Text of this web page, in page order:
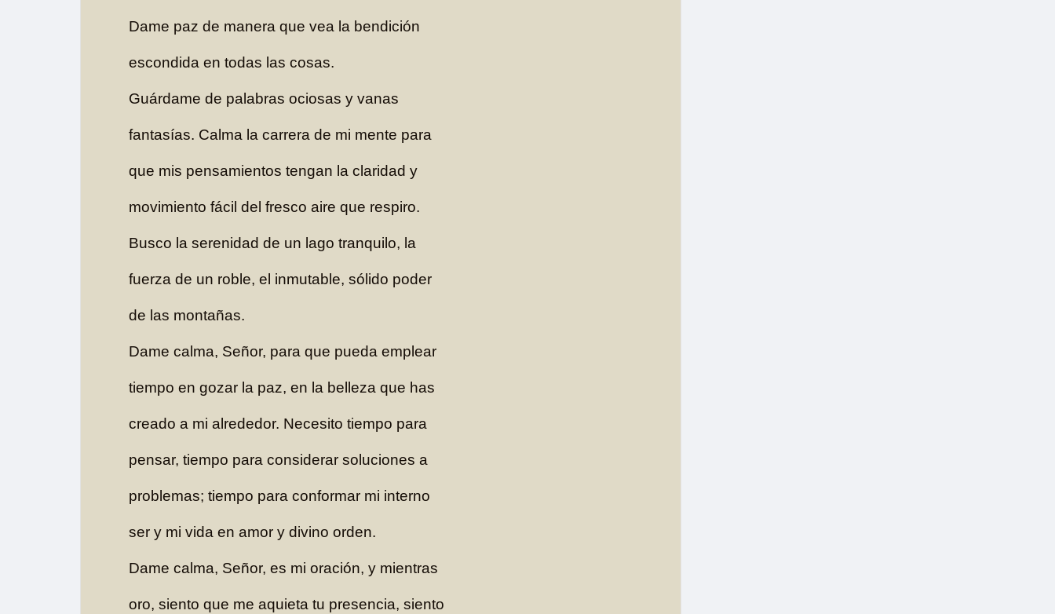
Dame paz de manera que vea la bendición
escondida en todas las cosas.
Guárdame de palabras ociosas y vanas
fantasías. Calma la carrera de mi mente para
que mis pensamientos tengan la claridad y
movimiento fácil del fresco aire que respiro.
Busco la serenidad de un lago tranquilo, la
fuerza de un roble, el inmutable, sólido poder
de las montañas.
Dame calma, Señor, para que pueda emplear
tiempo en gozar la paz, en la belleza que has
creado a mi alrededor. Necesito tiempo para
pensar, tiempo para considerar soluciones a
problemas; tiempo para conformar mi interno
ser y mi vida en amor y divino orden.
Dame calma, Señor, es mi oración, y mientras
oro, siento que me aquieta tu presencia, siento